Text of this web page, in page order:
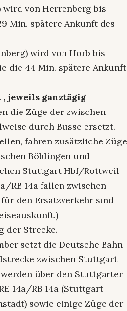
wird von Herrenberg bis
Min. spätere Ankunft des
wird von Horb bis
die 44 Min. spätere Ankunft
, jeweils ganztägig
die Züge der zwischen
durch Busse ersetzt.
fahren zusätzliche Züge
Böblingen und
Stuttgart Hbf/Rottweil
RB 14a fallen zwischen
den Ersatzverkehr sind
der Strecke.
setzt die Deutsche Bahn
zwischen Stuttgart
über den Stuttgarter
14a/RB 14a (Stuttgart –
sowie einige Züge der